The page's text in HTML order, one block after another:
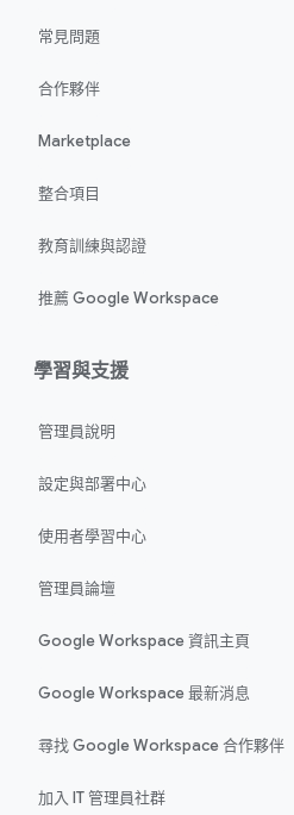
常見問題
合作夥伴
Marketplace
整合項目
教育訓練與認證
推薦 Google Workspace
學習與支援
管理員說明
設定與部署中心
使用者學習中心
管理員論壇
Google Workspace 資訊主頁
Google Workspace 最新消息
尋找 Google Workspace 合作夥伴
加入 IT 管理員社群